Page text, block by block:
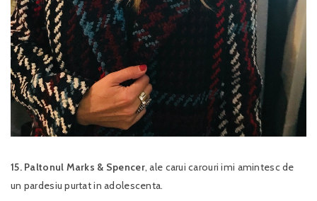
15. Paltonul Marks & Spencer, ale carui carouri imi amintesc de
un pardesiu purtat in adolescenta.